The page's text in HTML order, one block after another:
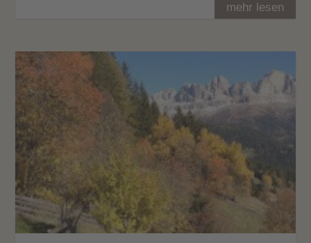
mehr lesen